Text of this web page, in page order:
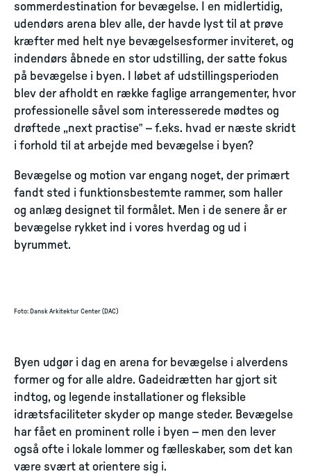
sommerdestination for bevægelse. I en midlertidig,
udendørs arena blev alle, der havde lyst til at prøve
kræfter med helt nye bevægelsesformer inviteret, og
indendørs åbnede en stor udstilling, der satte fokus
på bevægelse i byen. I løbet af udstillingsperioden
blev der afholdt en række faglige arrangementer, hvor
professionelle såvel som interesserede mødtes og
drøftede „next practise‟ – f.eks. hvad er næste skridt
i forhold til at arbejde med bevægelse i byen?
Bevægelse og motion var engang noget, der primært
fandt sted i funktionsbestemte rammer, som haller
og anlæg designet til formålet. Men i de senere år er
bevægelse rykket ind i vores hverdag og ud i
byrummet.
Foto: Dansk Arkitektur Center (DAC)
Byen udgør i dag en arena for bevægelse i alverdens
former og for alle aldre. Gadeidrætten har gjort sit
indtog, og legende installationer og fleksible
idrætsfaciliteter skyder op mange steder. Bevægelse
har fået en prominent rolle i byen – men den lever
også ofte i lokale lommer og fælleskaber, som det kan
være svært at orientere sig i.